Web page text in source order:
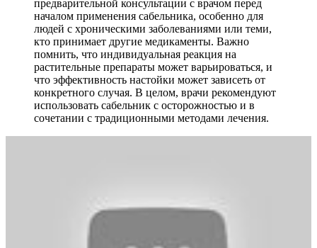
предварительной консультации с врачом перед
началом применения сабельника, особенно для
людей с хроническими заболеваниями или теми,
кто принимает другие медикаменты. Важно
помнить, что индивидуальная реакция на
растительные препараты может варьироваться, и
что эффективность настойки может зависеть от
конкретного случая. В целом, врачи рекомендуют
использовать сабельник с осторожностью и в
сочетании с традиционными методами лечения.